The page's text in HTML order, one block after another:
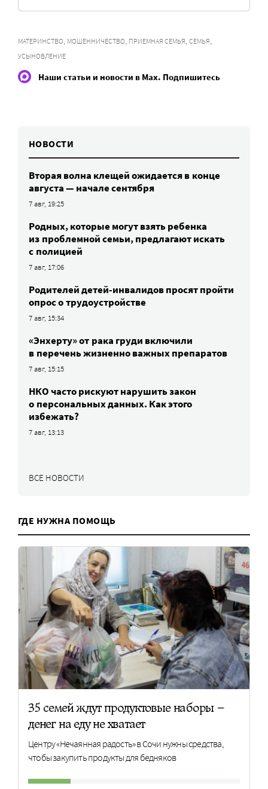
МАТЕРИНСТВО, МОШЕННИЧЕСТВО, ПРИЕМНАЯ СЕМЬЯ, СЕМЬЯ,
УСЫНОВЛЕНИЕ
Наши статьи и новости в Max. Подпишитесь
НОВОСТИ
Вторая волна клещей ожидается в конце
августа — начале сентября
7 авг, 19:25
Родных, которые могут взять ребенка
из проблемной семьи, предлагают искать
с полицией
7 авг, 17:06
Родителей детей-инвалидов просят пройти
опрос о трудоустройстве
7 авг, 15:34
«Энхерту» от рака груди включили
в перечень жизненно важных препаратов
7 авг, 15:15
НКО часто рискуют нарушить закон
о персональных данных. Как этого
избежать?
7 авг, 13:13
ВСЕ НОВОСТИ
ГДЕ НУЖНА ПОМОЩЬ
35 семей ждут продуктовые наборы –
денег на еду не хватает
Центру «Нечаянная радость» в Сочи нужны средства,
чтобы закупить продукты для бедняков